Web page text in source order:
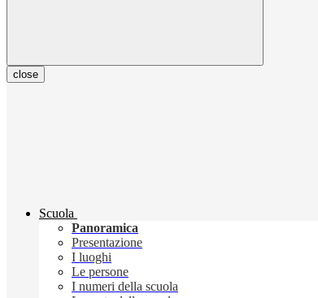
close
Scuola
Panoramica
Presentazione
I luoghi
Le persone
I numeri della scuola